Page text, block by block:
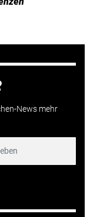
News mehr